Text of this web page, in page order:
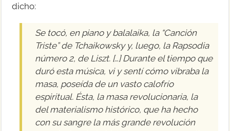
dicho:
Se tocó, en piano y balalaika, la “Canción
Triste” de Tchaikowsky y, luego, la Rapsodia
número 2, de Liszt. […] Durante el tiempo que
duró esta música, vi y sentí cómo vibraba la
masa, poseída de un vasto calofrío
espiritual. Ésta, la masa revolucionaria, la
del materialismo histórico, que ha hecho
con su sangre la más grande revolución